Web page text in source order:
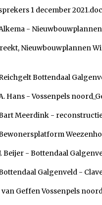
1 december
- Nieuwbouwplannen
Nieuwbouwplannen
Bottendaal
Hans - Vossenpels
Meerdink -
Beijer - Bottendaal
Galgenveld -
Geffen Vossenpels